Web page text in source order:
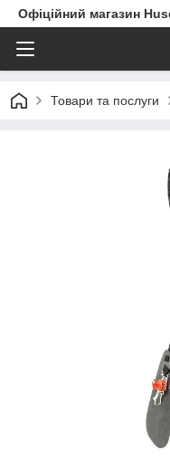
Офіційний магазин
Товари та послуги